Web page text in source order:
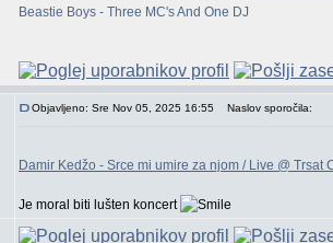
Beastie Boys - Three MC's And One DJ
Objavljeno: Sre Nov 05, 2025 16:55 Naslov sporočila:
Damir Kedžo - Srce mi umire za njom / Live @ Trsat
Je moral biti lušten koncert